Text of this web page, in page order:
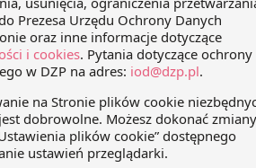
Hlebickiej-Józefowicz
Insolvency Law Blog
restrukturyzacyjne i
tworzony przez
restrukturyzacyjnych i
szefem jest Michał